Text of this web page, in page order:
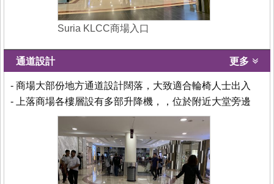
Suria KLCC商場入口
通道設計 更多
- 商場大部份地方通道設計闊落，大致適合輪椅人士出入
- 上落商場各樓層設有多部升降機，，位於附近大堂旁邊